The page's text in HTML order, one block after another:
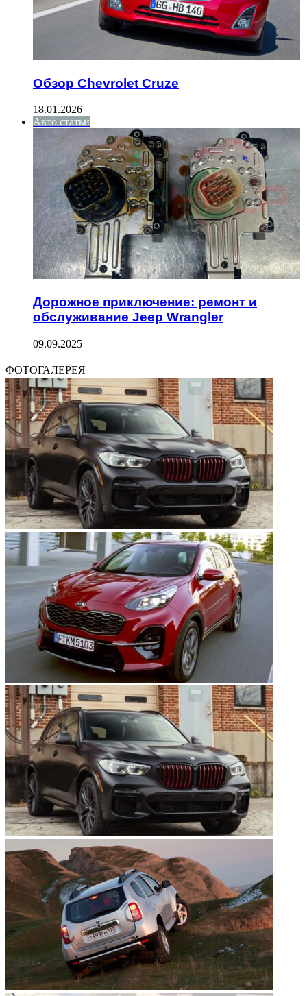
Обзор Chevrolet Cruze
18.01.2026
Авто статьи
Дорожное приключение: ремонт и
обслуживание Jeep Wrangler
09.09.2025
ФОТОГАЛЕРЕЯ